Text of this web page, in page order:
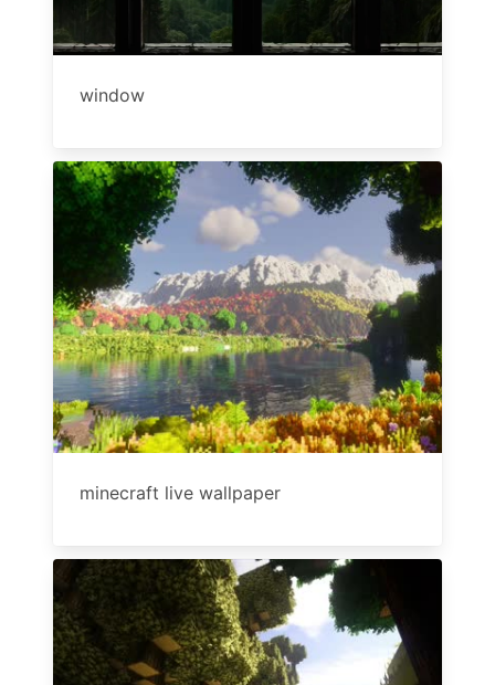
window
minecraft live wallpaper